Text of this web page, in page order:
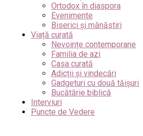
Ortodox în diaspora
Evenimente
Biserici și mănăstiri
Viață curată
Nevoințe contemporane
Familia de azi
Casa curată
Adicții și vindecări
Gadgeturi cu două tăișuri
Bucătărie biblică
Interviuri
Puncte de Vedere